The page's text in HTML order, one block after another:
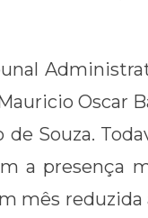
Oscar
Souza.
a presença
mês